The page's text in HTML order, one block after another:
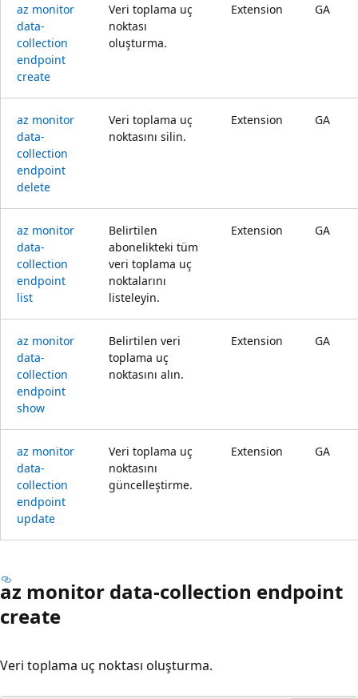
az monitor
data-
collection
endpoint
create
Veri toplama uç
noktası
oluşturma.
Extension GA
az monitor
data-
collection
endpoint
delete
Veri toplama uç
noktasını silin.
Extension GA
az monitor
data-
collection
endpoint
list
Belirtilen
abonelikteki tüm
veri toplama uç
noktalarını
listeleyin.
Extension GA
az monitor
data-
collection
endpoint
show
Belirtilen veri
toplama uç
noktasını alın.
Extension GA
az monitor
data-
collection
endpoint
update
Veri toplama uç
noktasını
güncelleştirme.
Extension GA
az monitor data-collection endpoint
create
Veri toplama uç noktası oluşturma.